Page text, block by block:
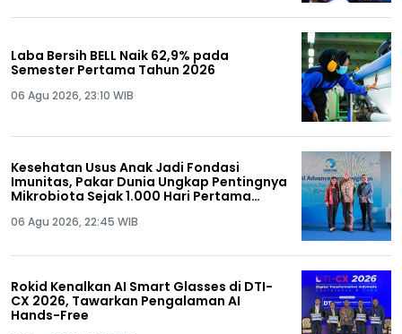
Laba Bersih BELL Naik 62,9% pada
Semester Pertama Tahun 2026
06 Agu 2026, 23:10 WIB
Kesehatan Usus Anak Jadi Fondasi
Imunitas, Pakar Dunia Ungkap Pentingnya
Mikrobiota Sejak 1.000 Hari Pertama
06 Agu 2026, 22:45 WIB
Rokid Kenalkan AI Smart Glasses di DTI-
CX 2026, Tawarkan Pengalaman AI
Hands-Free